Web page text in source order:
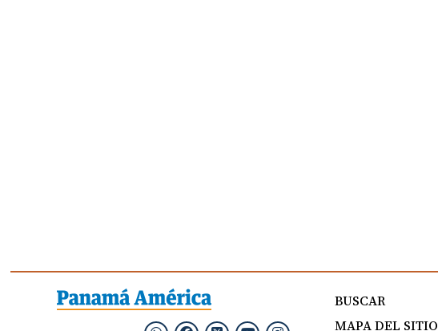
BUSCAR
MAPA DEL SITIO